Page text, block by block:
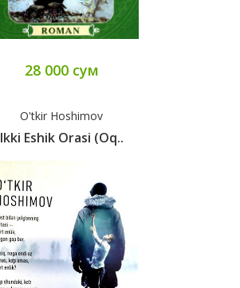
28 000 сум
O'tkir Hoshimov
Ikki Eshik Orasi (oq..